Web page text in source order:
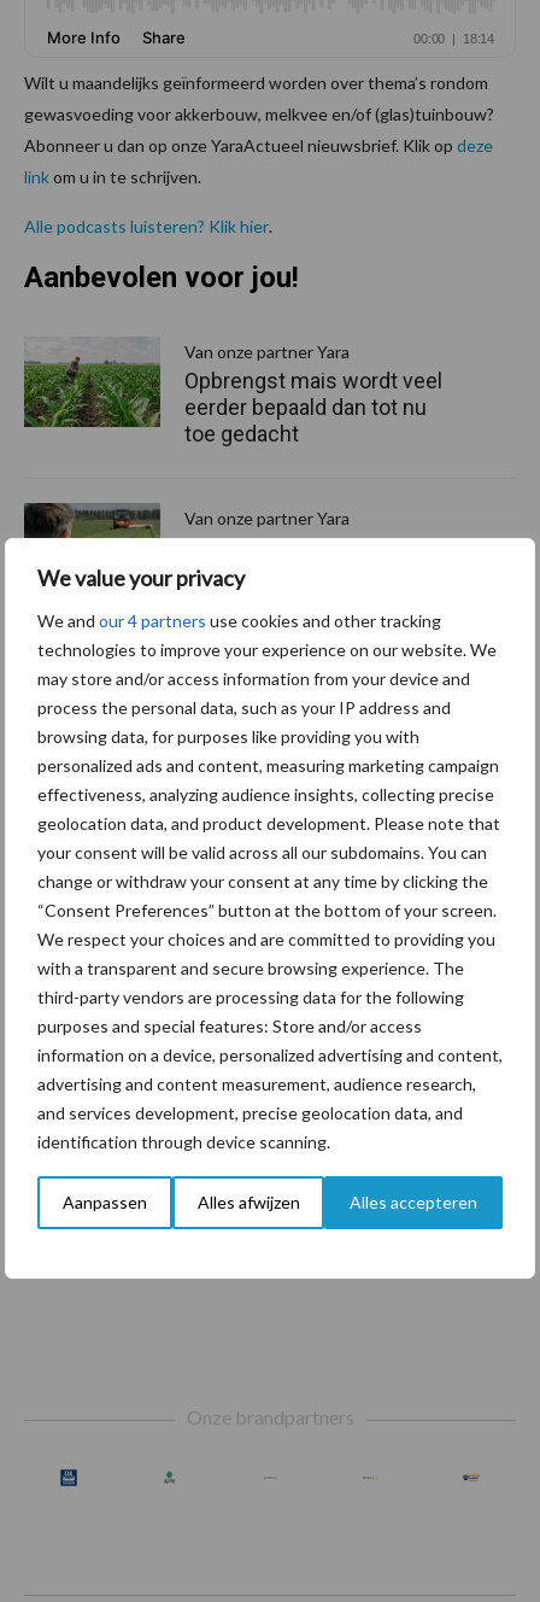
We value your privacy
We and our 4 partners use cookies and other tracking
technologies to improve your experience on our website. We
may store and/or access information from your device and
process the personal data, such as your IP address and
browsing data, for purposes like providing you with
personalized ads and content, measuring marketing campaign
effectiveness, analyzing audience insights, collecting precise
geolocation data, and product development. Please note that
your consent will be valid across all our subdomains. You can
change or withdraw your consent at any time by clicking the
“Consent Preferences” button at the bottom of your screen.
We respect your choices and are committed to providing you
with a transparent and secure browsing experience. The
third-party vendors are processing data for the following
purposes and special features: Store and/or access
information on a device, personalized advertising and content,
advertising and content measurement, audience research,
and services development, precise geolocation data, and
identification through device scanning.
Aanpassen Alles afwijzen Alles accepteren
Wilt u maandelijks geïnformeerd worden over thema’s rondom
gewasvoeding voor akkerbouw, melkvee en/of (glas)tuinbouw?
Abonneer u dan op onze YaraActueel nieuwsbrief. Klik op deze
linkom u in te schrijven.
Alle podcasts luisteren? Klik hier.
Aanbevolen voor jou!
Van onze partner Yara
Opbrengst mais wordt veel
eerder bepaald dan tot nu
toe gedacht
Van onze partner Yara
grasgroei volgen op je
Van onze partner Yara
Hoge prijzen en droogte:
hoe kan zwavel helpen bij
de bemesting?
Themapagina's
Diergezondheid Bemesting Fokkerij
Beregening Bijproducten
Onze brandpartners